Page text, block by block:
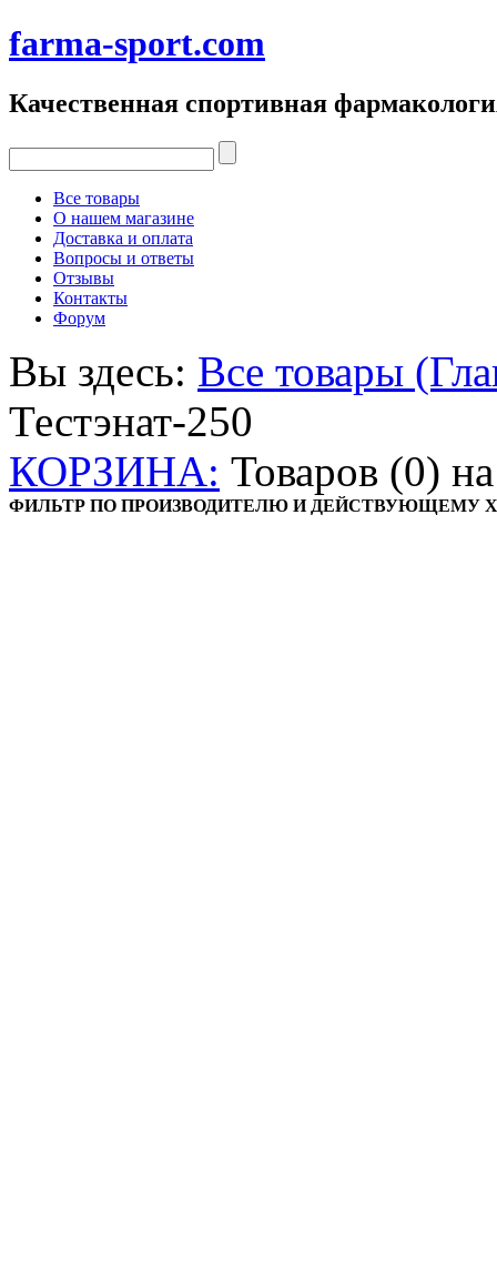
farma-sport.com
Качественная спортивная
Все товары
О нашем магазине
Доставка и оплата
Вопросы и ответы
Отзывы
Контакты
Форум
Вы здесь: Все товары
Тестэнат-250
КОРЗИНА: Товаров (0)
ФИЛЬТР ПО ПРОИЗВОДИТЕЛЮ И ДЕЙСТВУЮЩЕМУ